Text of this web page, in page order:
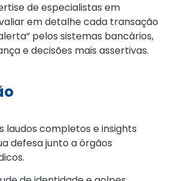
de especialistas em
em detalhe cada transação
pelos sistemas bancários,
e decisões mais assertivas.
laudos completos e insights
defesa junto a órgãos